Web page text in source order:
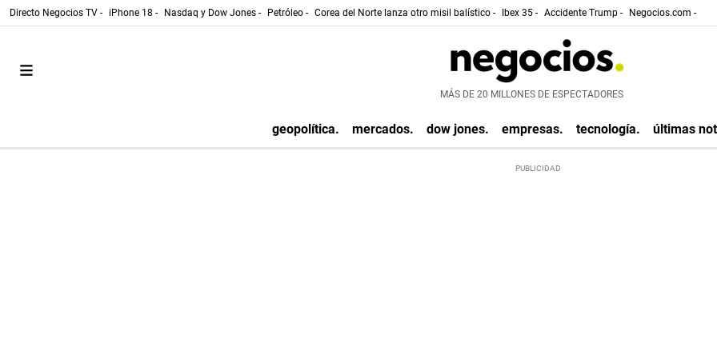
Directo Negocios TV - iPhone 18 - Nasdaq y Dow Jones - Petróleo - Corea del Norte lanza otro misil balístico - Ibex 35 - Accidente Trump - Negocios.com -
MÁS DE 20 MILLONES DE ESPECTADORES
geopolítica. mercados. dow jones. empresas. tecnología. últimas